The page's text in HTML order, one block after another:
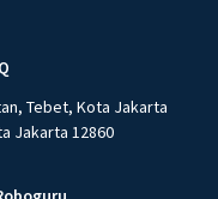
Tebet, Kota Jakarta
Jakarta 12860